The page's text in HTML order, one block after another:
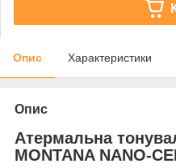
Опис Характеристики
Опис
Атермальна
MONTANA NANO-